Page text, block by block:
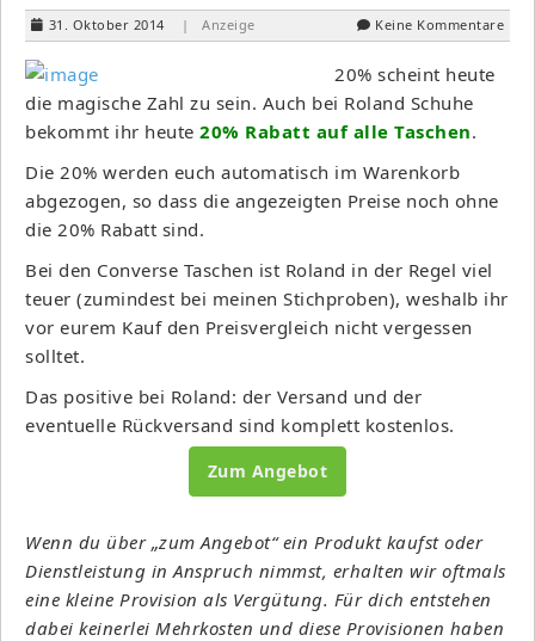
31. Oktober 2014 | Anzeige Keine Kommentare
20% scheint heute
die magische Zahl zu sein. Auch bei Roland Schuhe
bekommt ihr heute 20% Rabatt auf alle Taschen.
Die 20% werden euch automatisch im Warenkorb
abgezogen, so dass die angezeigten Preise noch ohne
die 20% Rabatt sind.
Bei den Converse Taschen ist Roland in der Regel viel
teuer (zumindest bei meinen Stichproben), weshalb ihr
vor eurem Kauf den Preisvergleich nicht vergessen
solltet.
Das positive bei Roland: der Versand und der
eventuelle Rückversand sind komplett kostenlos.
Zum Angebot
Wenn du über „zum Angebot“ ein Produkt kaufst oder
Dienstleistung in Anspruch nimmst, erhalten wir oftmals
eine kleine Provision als Vergütung. Für dich entstehen
dabei keinerlei Mehrkosten und diese Provisionen haben